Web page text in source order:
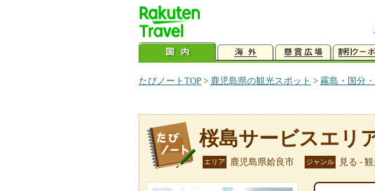
たびノートTOP > 鹿児島県の観光スポット > 霧島・国分
桜島サービスエリ
エリア 鹿児島県姶良市 ジャンル 見る -